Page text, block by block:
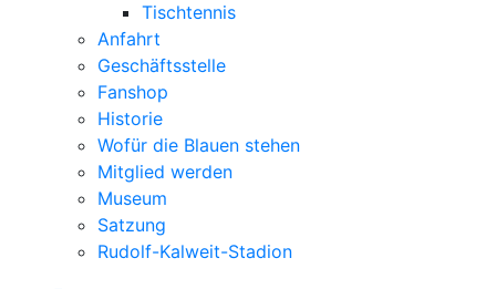
Tischtennis
Anfahrt
Geschäftsstelle
Fanshop
Historie
Wofür die Blauen stehen
Mitglied werden
Museum
Satzung
Rudolf-Kalweit-Stadion